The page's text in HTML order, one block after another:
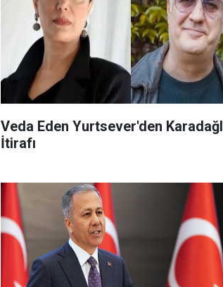
Veda Eden Yurtsever'den
İtirafı